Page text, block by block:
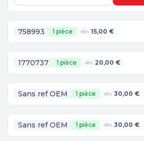
758993 1 pièce dès 15,00 €
1770737 1 pièce dès 20,00 €
Sans ref OEM 1 pièce dès 30,00 €
Sans ref OEM 1 pièce dès 30,00 €